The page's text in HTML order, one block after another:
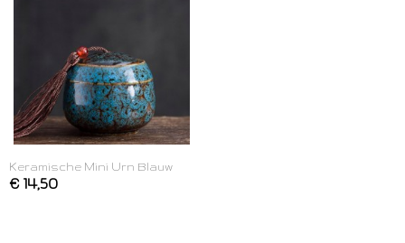
Keramische Mini Urn Blauw
€ 14,50